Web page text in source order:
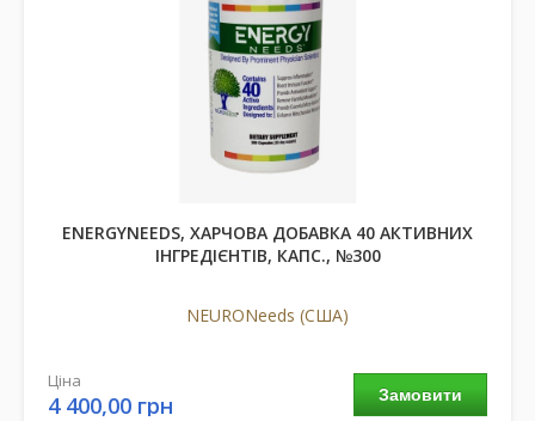
ENERGYNEEDS, ХАРЧОВА ДОБАВКА 40 АКТИВНИХ
ІНГРЕДІЄНТІВ, КАПС., №300
NEURONeeds (США)
Замовити
Ціна
4 400,00 грн